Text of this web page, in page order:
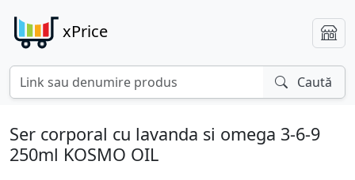
xPrice
Caută
Ser corporal cu lavanda si omega 3-6-9
250ml KOSMO OIL